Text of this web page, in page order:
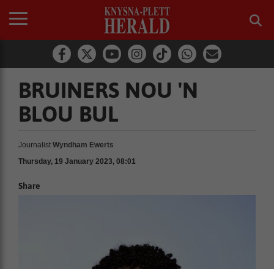
BRUINERS NOU 'N
BLOU BUL
Journalist Wyndham Ewerts
Thursday, 19 January 2023, 08:01
Share